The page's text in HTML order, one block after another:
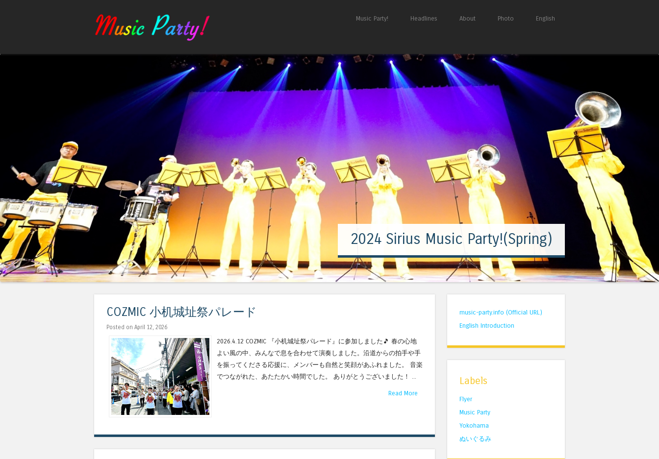
Skip to content
Music Party! Headlines About Photo English
2024 Sirius Music Party!(Spring)
COZMIC 小机城址祭パレード
Posted on April 12, 2026
2026.4.12 COZMIC 『小机城址祭パレード』に参加しました🎵 春の心地
よい風の中、みんなで息を合わせて演奏しました。沿道からの拍手や手
を振ってくださる応援に、メンバーも自然と笑顔があふれました。 音楽
でつながれた、あたたかい時間でした。 ありがとうございました！ ...
Read More
music-party.info (Official URL)
English Introduction
Labels
Flyer
Music Party
Yokohama
ぬいぐるみ